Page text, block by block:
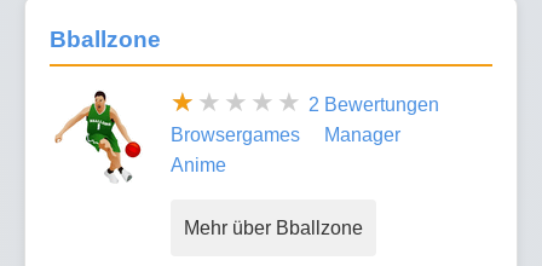
Bballzone
2 Bewertungen
Browsergames
Manager
Anime
Mehr über Bballzone